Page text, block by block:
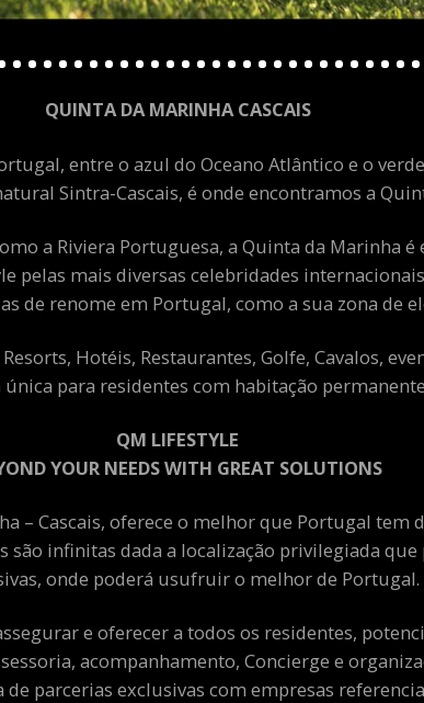
QUINTA DA MARINHA CASCAIS
entre o azul do Oceano Atlântico e o
Sintra-Cascais, é onde encontramos a
a Riviera Portuguesa, a Quinta da Marinha é
pelas mais diversas celebridades
de renome em Portugal, como a sua zona de
Hotéis, Restaurantes, Golfe, Cavalos,
para residentes com habitação
QM LIFESTYLE
YOUR NEEDS WITH GREAT SOLUTIONS
– Cascais, oferece o melhor que Portugal tem
são infinitas dada a localização privilegiada
onde poderá usufruir o melhor de Portugal.
e oferecer a todos os residentes,
acompanhamento, Concierge e
parcerias exclusivas com empresas